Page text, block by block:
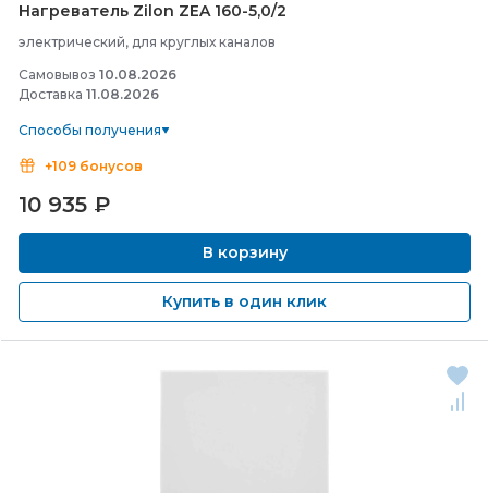
Нагреватель Zilon ZEA 160-5,0/2
электрический, для круглых каналов
Самовывоз 10.08.2026
Доставка 11.08.2026
Способы получения
+109 бонусов
10 935 ₽
В корзину
Купить в один клик